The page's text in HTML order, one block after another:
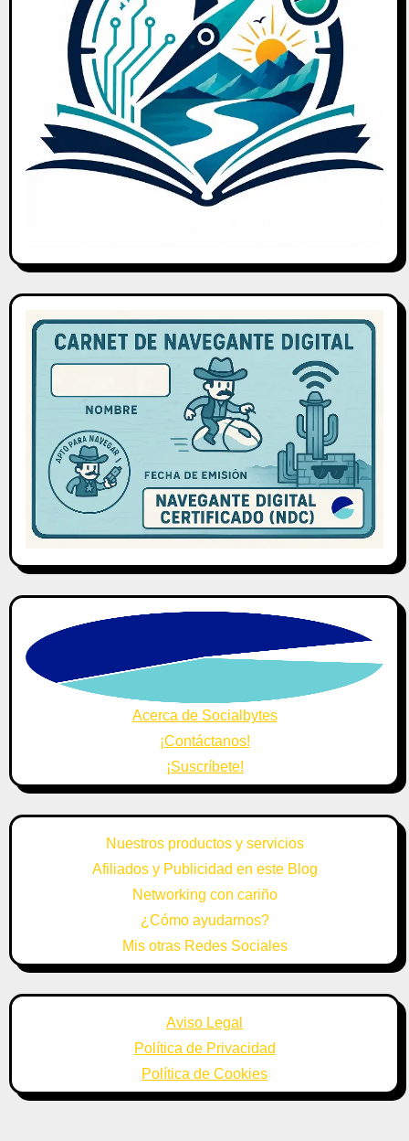
Acerca de Socialbytes
¡Contáctanos!
¡Suscríbete!
Nuestros productos y servicios
Afiliados y Publicidad en este Blog
Networking con cariño
¿Cómo ayudarnos?
Mis otras Redes Sociales
Aviso Legal
Política de Privacidad
Política de Cookies